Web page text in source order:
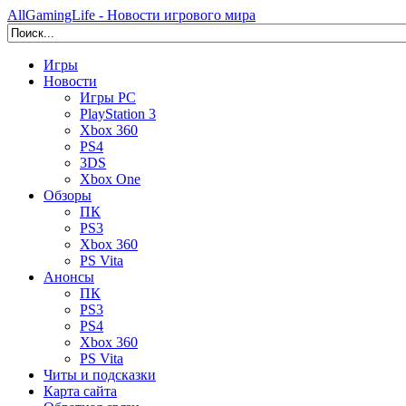
AllGamingLife - Новости игрового мира
Игры
Новости
Игры PC
PlayStation 3
Xbox 360
PS4
3DS
Xbox One
Обзоры
ПК
PS3
Xbox 360
PS Vita
Анонсы
ПК
PS3
PS4
Xbox 360
PS Vita
Читы и подсказки
Карта сайта